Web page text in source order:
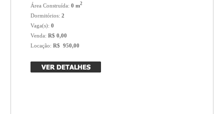
Área Construída:0 m2
Dormitórios:2
Vaga(s):0
Venda:R$ 0,00
Locação:R$ 950,00